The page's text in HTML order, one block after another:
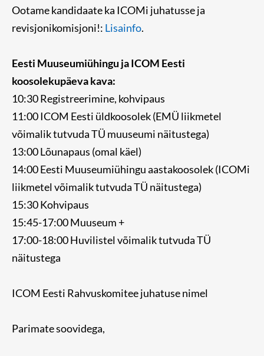
Ootame kandidaate ka ICOMi juhatusse ja
revisjonikomisjoni!: Lisainfo.
Eesti Muuseumiühingu ja ICOM Eesti
koosolekupäeva kava:
10:30 Registreerimine, kohvipaus
11:00 ICOM Eesti üldkoosolek (EMÜ liikmetel
võimalik tutvuda TÜ muuseumi näitustega)
13:00 Lõunapaus (omal käel)
14:00 Eesti Muuseumiühingu aastakoosolek (ICOMi
liikmetel võimalik tutvuda TÜ näitustega)
15:30 Kohvipaus
15:45-17:00 Muuseum +
17:00-18:00 Huvilistel võimalik tutvuda TÜ
näitustega
ICOM Eesti Rahvuskomitee juhatuse nimel
Parimate soovidega,